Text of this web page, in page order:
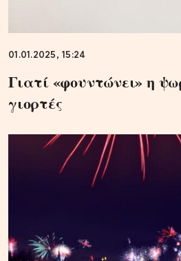
01.01.2025, 15:24
Γιατί «φουντώνει» η
γιορτές